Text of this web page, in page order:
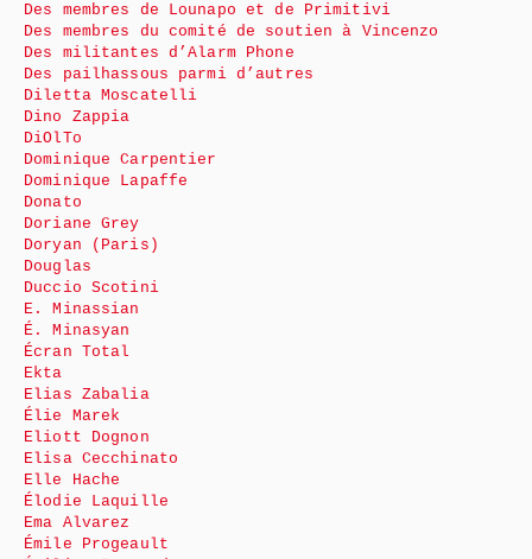
Des membres de Lounapo et de Primitivi
Des membres du comité de soutien à Vincenzo
Des militantes d’Alarm Phone
Des pailhassous parmi d’autres
Diletta Moscatelli
Dino Zappia
DiOlTo
Dominique Carpentier
Dominique Lapaffe
Donato
Doriane Grey
Doryan (Paris)
Douglas
Duccio Scotini
E. Minassian
É. Minasyan
Écran Total
Ekta
Elias Zabalia
Élie Marek
Eliott Dognon
Elisa Cecchinato
Elle Hache
Élodie Laquille
Ema Alvarez
Émile Progeault